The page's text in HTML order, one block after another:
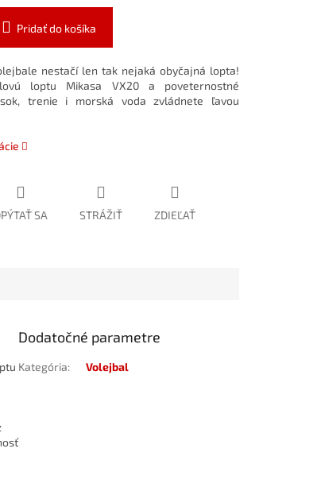
Pridať do košíka
nestačí len tak nejaká obyčajná lopta!
loptu Mikasa VX20 a poveternostné
trenie i morská voda zvládnete ľavou
SA STRÁŽIŤ ZDIEĽAŤ
Dodatočné parametre
Kategória: Volejbal